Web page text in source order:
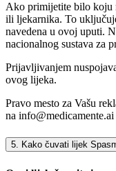
Ako primijetite bilo koju
ili ljekarnika. To
navedena u ovoj uputi.
nacionalnog sustava za
Prijavljivanjem
ovog lijeka.
Pravo mesto za Vašu
na info@medicamente.ai
5. Kako čuvati lijek